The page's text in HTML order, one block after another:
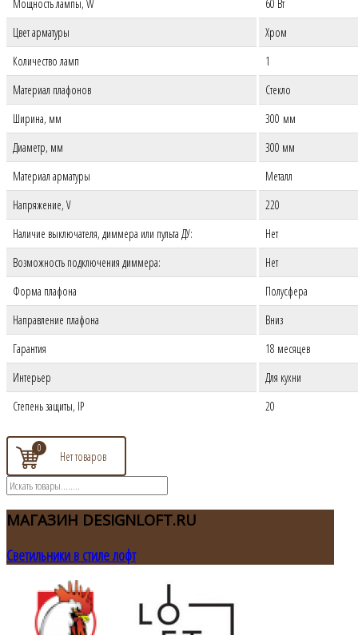
Мощность лампы, W
60 Вт
Цвет арматуры
Хром
Количество ламп
1
Материал плафонов
Стекло
Ширина, мм
300 мм
Диаметр, мм
300 мм
Материал арматуры
Металл
Напряжение, V
220
Наличие выключателя, диммера или пульта ДУ:
Нет
Возможность подключения диммера:
Нет
Форма плафона
Полусфера
Направление плафона
Вниз
Гарантия
18 месяцев
Интерьер
Для кухни
Степень защиты, IP
20
0
МАГАЗИН DESIGNLOFT.RU
Светильники в стиле лофт